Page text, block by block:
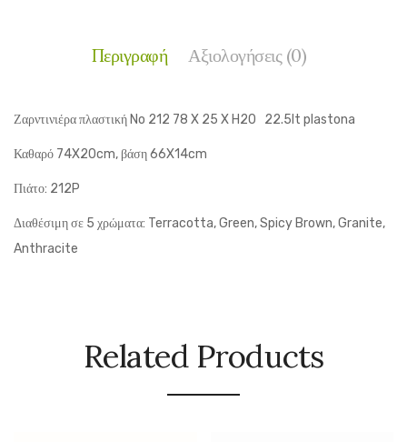
Περιγραφή Αξιολογήσεις (0)
Ζαρντινιέρα πλαστική No 212 78 X 25 X H20 22.5lt plastona
Καθαρό 74X20cm, βάση 66X14cm
Πιάτο: 212P
Διαθέσιμη σε 5 χρώματα: Terracotta, Green, Spicy Brown, Granite,
Anthracite
Related Products